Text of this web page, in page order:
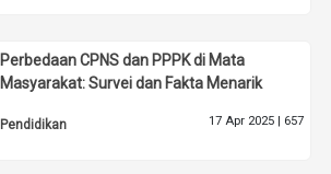
Perbedaan CPNS dan PPPK di Mata
Masyarakat: Survei dan Fakta Menarik
Pendidikan 17 Apr 2025 | 657